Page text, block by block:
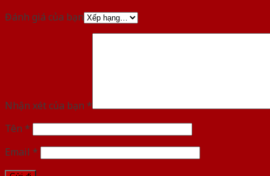
Đánh giá của bạn
Nhận xét của bạn *
Tên *
Email *